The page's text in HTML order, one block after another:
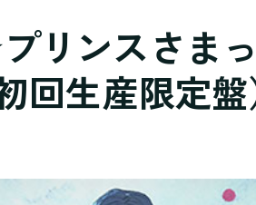
リンスさま
回生産限定盤